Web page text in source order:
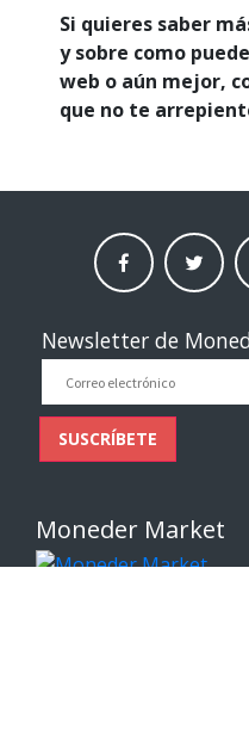
Si quieres saber
y sobre como
web o aún mejor,
que no te
facebook
moneder
twitter
moneder
Newsletter de
Correo
electrónico
SUSCRÍBETE
Moneder Market